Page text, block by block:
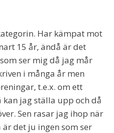
Har kämpat mot
15 år, ändå är det
ser mig då jag mår
i många år men
t.e.x. om ett
kan jag ställa upp och då
Sen rasar jag ihop när
det ju ingen som ser